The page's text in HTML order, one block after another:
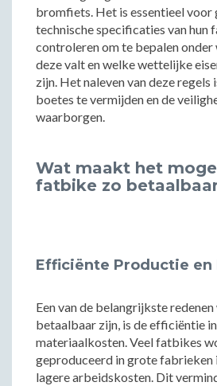
bromfiets. Het is essentieel voor
technische specificaties van hun
controleren om te bepalen
deze valt en welke wettelijke
zijn. Het naleven van deze
boetes te vermijden en de
waarborgen.
Wat maakt het
fatbike zo
Efficiënte Productie en
Een van de belangrijkste
betaalbaar zijn, is de efficiëntie
materiaalkosten. Veel fatbikes
geproduceerd in grote fabrieken
lagere arbeidskosten. Dit